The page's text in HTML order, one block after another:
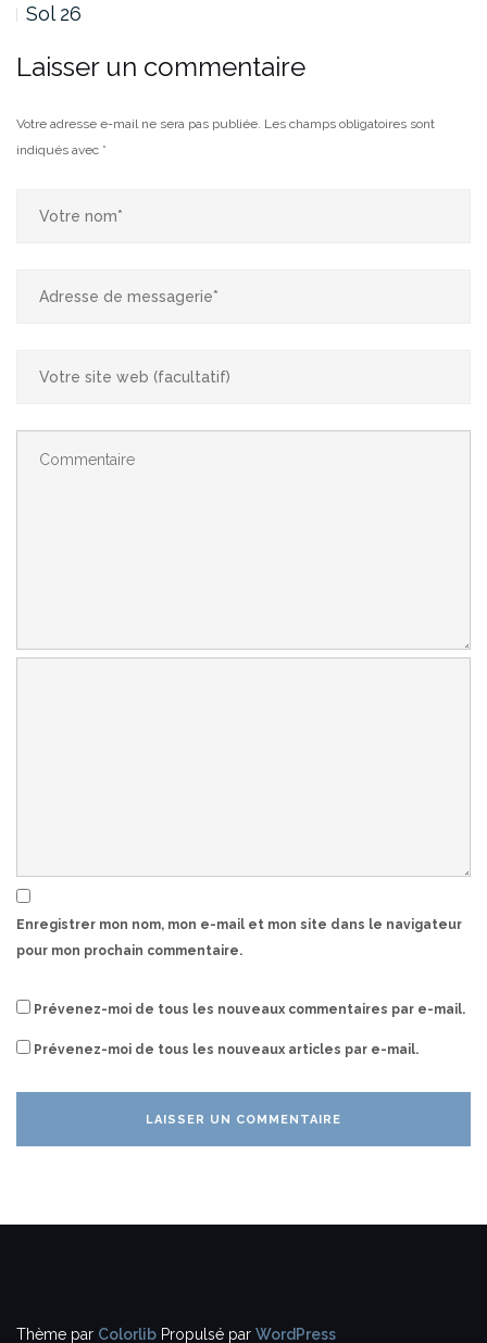
Sol 26
Laisser un commentaire
Votre adresse e-mail ne sera pas publiée. Les champs obligatoires sont
indiqués avec *
Enregistrer mon nom, mon e-mail et mon site dans le navigateur
pour mon prochain commentaire.
Prévenez-moi de tous les nouveaux commentaires par e-mail.
Prévenez-moi de tous les nouveaux articles par e-mail.
Thème par Colorlib Propulsé par WordPress